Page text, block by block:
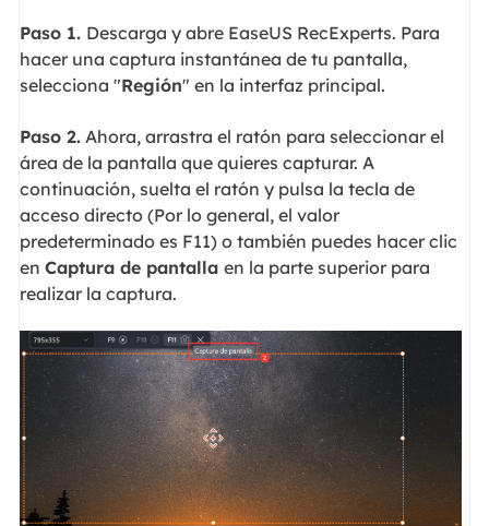
Paso 1. Descarga y abre EaseUS RecExperts. Para
hacer una captura instantánea de tu pantalla,
selecciona "Región" en la interfaz principal.
Paso 2.Ahora, arrastra el ratón para seleccionar el
área de la pantalla que quieres capturar. A
continuación, suelta el ratón y pulsa la tecla de
acceso directo (Por lo general, el valor
predeterminado es F11) o también puedes hacer clic
en Captura de pantalla en la parte superior para
realizar la captura.